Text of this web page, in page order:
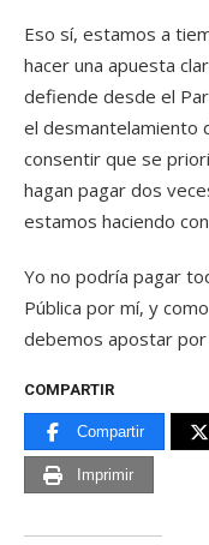
Eso sí, estamos a
hacer una apuesta
defiende desde el
el desmantelamiento
consentir que se
hagan pagar dos
estamos haciendo
Yo no podría pagar
Pública por mí, y
debemos apostar por
COMPARTIR
Compartir
Imprimir